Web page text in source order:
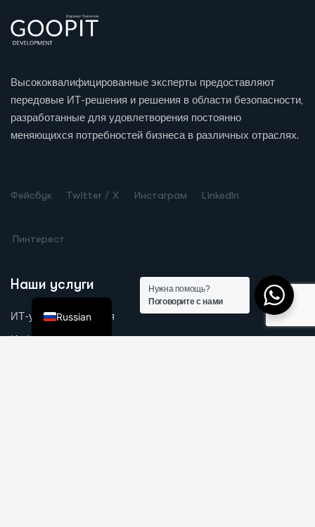
Высококвалифицированные эксперты предоставляют
передовые ИТ-решения и решения в области безопасности,
разработанные для удовлетворения постоянно
меняющихся потребностей бизнеса в различных отраслях.
Фейсбук Twitter / X Инстаграм LinkedIn
Пинтерест
Наши услуги
ИТ-услуги и решения
Инфраструктура и Сеть
Нужна помощь?
Поговорите с нами
Russian
English
Chinese